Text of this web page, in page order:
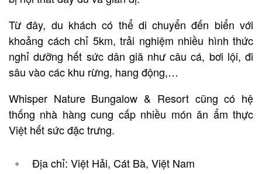
Từ đây, du khách có thể di chuyển đến biển với
khoảng cách chỉ 5km, trải nghiệm nhiều hình thức
nghỉ dưỡng hết sức dân giã như câu cá, bơi lội, đi
sâu vào các khu rừng, hang động,…
Whisper Nature Bungalow & Resort cũng có hệ
thống nhà hàng cung cấp nhiều món ăn ẩm thực
Việt hết sức đặc trưng.
Địa chỉ: Việt Hải, Cát Bà, Việt Nam